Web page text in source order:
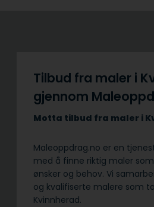
Tilbud fra maler i
gjennom
Motta tilbud fra maler i
Maleoppdrag.no er en
med å finne riktig maler
ønsker og behov. Vi
og kvalifiserte malere som
Kvinnherad.